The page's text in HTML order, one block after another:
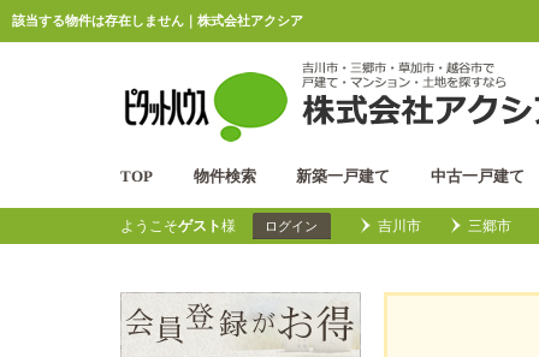
該当する物件は存在しません｜株式会社アクシア
TOP 物件検索 新築一戸建て 中古一戸建て
ようこそゲスト様 ログイン 吉川市 三郷市